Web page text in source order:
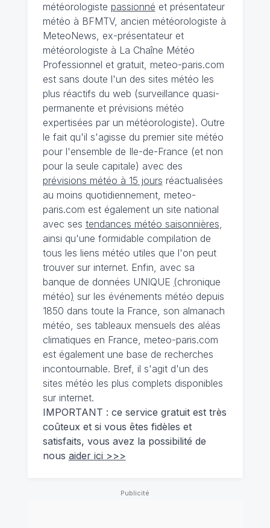
météorologiste passionné et présentateur
météo à BFMTV, ancien météorologiste à
MeteoNews, ex-présentateur et
météorologiste à La Chaîne Météo
Professionnel et gratuit, meteo-paris.com
est sans doute l'un des sites météo les
plus réactifs du web (surveillance quasi-
permanente et prévisions météo
expertisées par un météorologiste). Outre
le fait qu'il s'agisse du premier site météo
pour l'ensemble de Ile-de-France (et non
pour la seule capitale) avec des
prévisions météo à 15 jours réactualisées
au moins quotidiennement, meteo-
paris.com est également un site national
avec ses tendances météo saisonnières,
ainsi qu'une formidable compilation de
tous les liens météo utiles que l'on peut
trouver sur internet. Enfin, avec sa
banque de données UNIQUE (chronique
météo) sur les événements météo depuis
1850 dans toute la France, son almanach
météo, ses tableaux mensuels des aléas
climatiques en France, meteo-paris.com
est également une base de recherches
incontournable. Bref, il s'agit d'un des
sites météo les plus complets disponibles
sur internet.
IMPORTANT : ce service gratuit est très
coûteux et si vous êtes fidèles et
satisfaits, vous avez la possibilité de
nous aider ici >>>